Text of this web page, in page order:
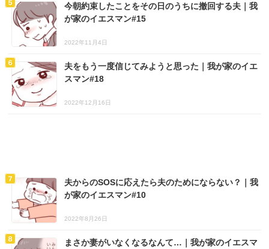
今朝約束したことをその日のうちに撤回する夫｜我
が家のイエスマン#15
2022年11月4日
夫をもう一度信じてみようと思った｜我が家のイエ
スマン#18
2022年12月16日
夫からのSOSに応えたら夫のためにならない？｜我
が家のイエスマン#10
2022年8月26日
まさか妻がいなくなるなんて…｜我が家のイエスマ